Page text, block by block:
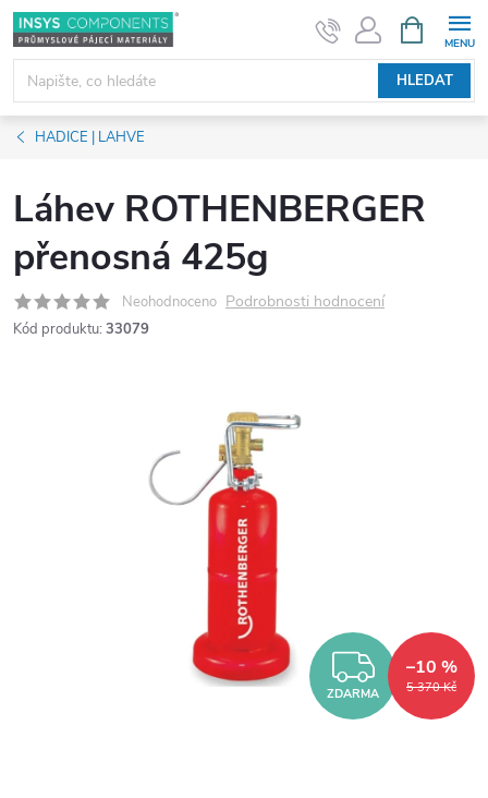
Přejít
na
obsah
HLEDAT
NÁKUPNÍ
KOŠÍK
HADICE | LAHVE
Láhev ROTHENBERGER
přenosná 425g
Neohodnoceno Podrobnosti hodnocení
Kód produktu: 33079
ZDARMA 5 370 Kč
–10 %